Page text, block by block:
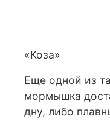
«Коза»
Еще одной из
мормышка
дну, либо